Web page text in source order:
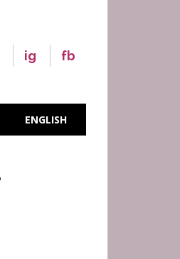
ig fb
ENGLISH